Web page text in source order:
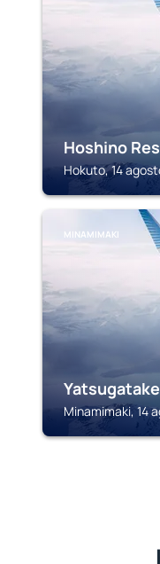
Hoshino
Hokuto, 14
MINAMIMAKI
Minamimaki, 14